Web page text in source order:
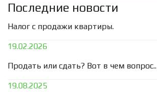
Последние новости
Налог с продажи квартиры.
19.02.2026
Продать или сдать? Вот в чем вопрос..
19.08.2025